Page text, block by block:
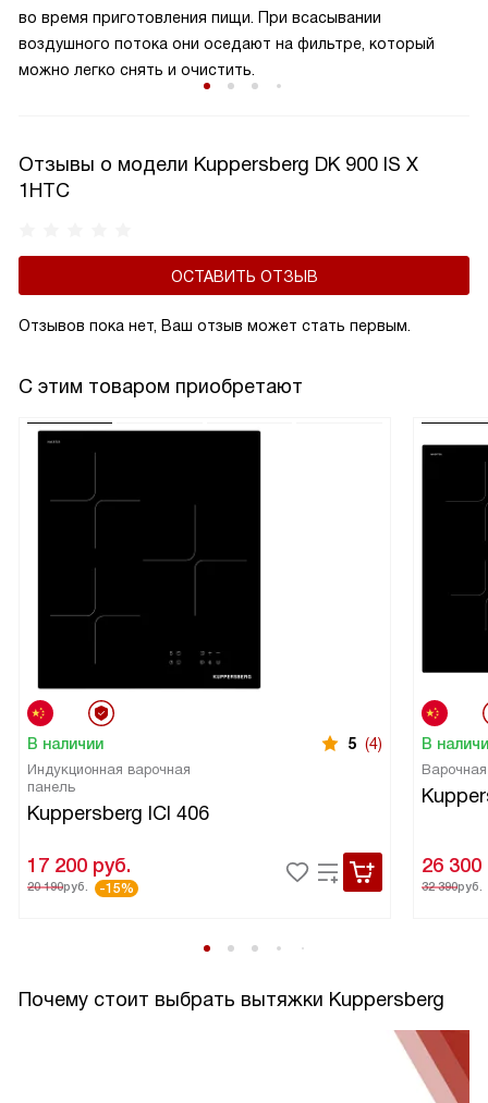
во время приготовления пищи. При всасывании
воздушного потока они оседают на фильтре, который
можно легко снять и очистить.
Отзывы о модели Kuppersberg DK 900 IS Х
1HTC
ОСТАВИТЬ ОТЗЫВ
Отзывов пока нет, Ваш отзыв может стать первым.
С этим товаром приобретают
В наличии 5 (4)
Индукционная варочная
панель
Kuppersberg ICI 406
17 200 руб.
20 190руб. -15%
В
26 300
32 390руб.
Почему стоит выбрать вытяжки Kuppersberg